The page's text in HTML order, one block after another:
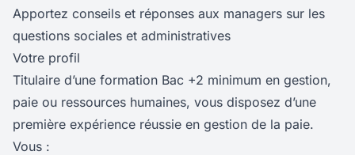
Apportez conseils et réponses aux managers sur les
questions sociales et administratives
Votre profil
Titulaire d’une formation Bac +2 minimum en gestion,
paie ou ressources humaines, vous disposez d’une
première expérience réussie en gestion de la paie.
Vous :